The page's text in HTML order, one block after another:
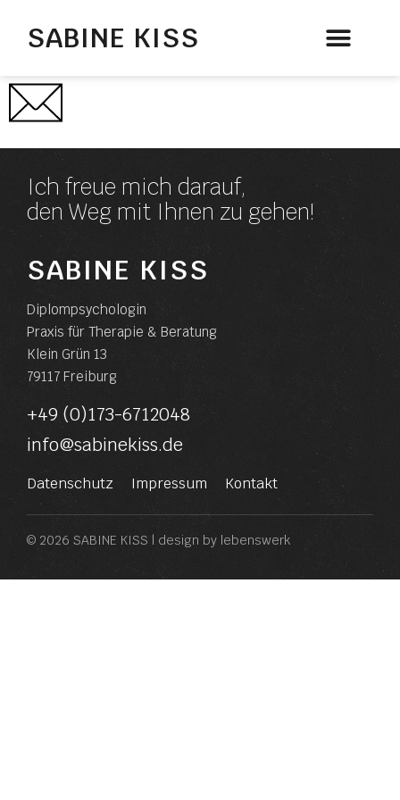
SABINE KISS
Ich freue mich darauf,
den Weg mit Ihnen zu gehen!
SABINE KISS
Diplompsychologin
Praxis für Therapie & Beratung
Klein Grün 13
79117 Freiburg
+49 (0)173-6712048
info@sabinekiss.de
Datenschutz Impressum Kontakt
© 2026 SABINE KISS | design by lebenswerk